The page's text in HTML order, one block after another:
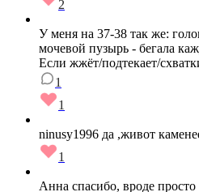
2
У меня на 37-38 так же:
мочевой пузырь - бегала
Если жжёт/подтекает/
1
1
ninusy1996 да ,живот
1
Анна спасибо, вроде